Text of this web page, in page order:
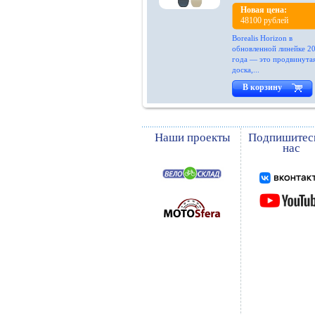
Ride
Robin-ruth
Rossignol
Salice
Salomon
Scott
Silver Pinquin
Skifree
Новая цена:
48100 рублей
Borealis Horizon в
обновленной линейке
года — это
доска,...
В корзину
Наши проекты
нас